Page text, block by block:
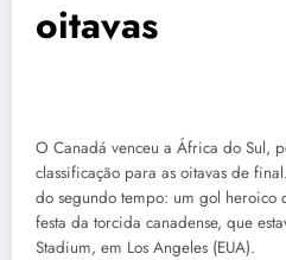
oitavas
O Canadá venceu a África do Sul,
classificação para as oitavas de
do segundo tempo: um gol heroico
festa da torcida canadense, que
Stadium, em Los Angeles (EUA).